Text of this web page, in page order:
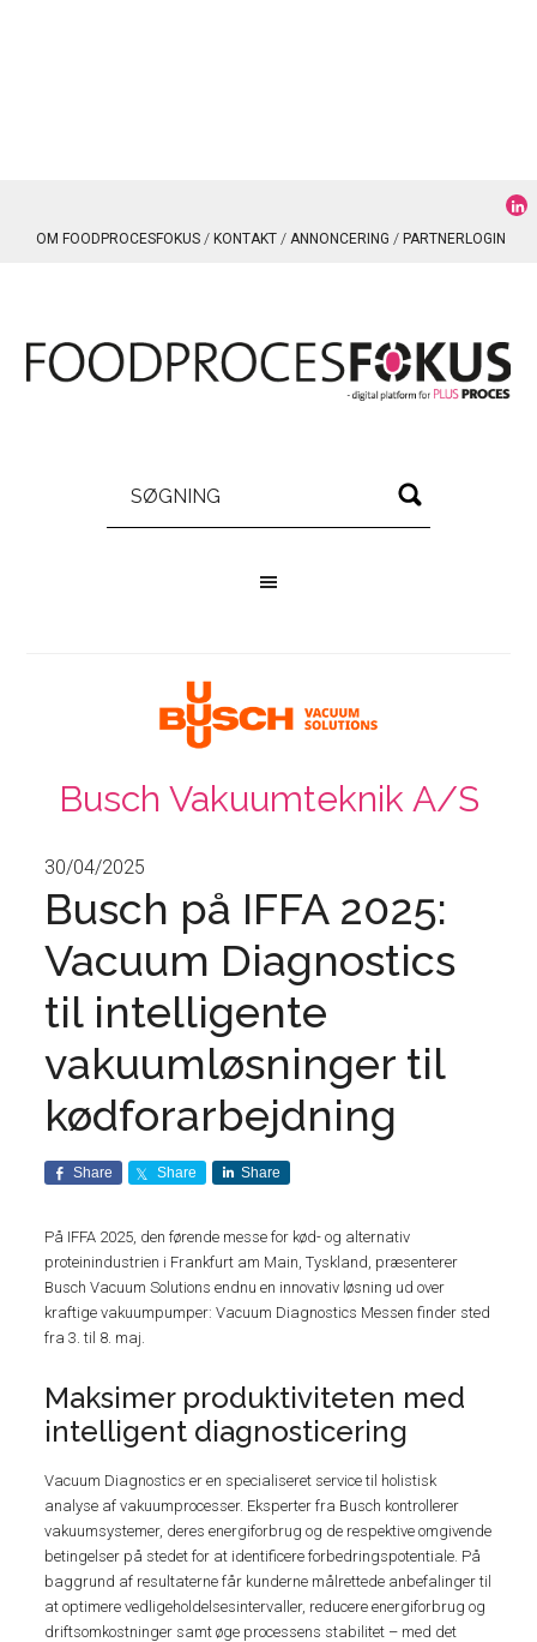
OM FOODPROCESFOKUS KONTAKT ANNONCERING PARTNERLOGIN
Busch Vakuumteknik A/S
30/04/2025
Busch på IFFA 2025:
Vacuum Diagnostics
til intelligente
vakuumløsninger til
kødforarbejdning
Share Share Share
På IFFA 2025, den førende messe for kød- og alternativ
proteinindustrien i Frankfurt am Main, Tyskland, præsenterer
Busch Vacuum Solutions endnu en innovativ løsning ud over
kraftige vakuumpumper: Vacuum Diagnostics Messen finder sted
fra 3. til 8. maj.
Maksimer produktiviteten med
intelligent diagnosticering
Vacuum Diagnostics er en specialiseret service til holistisk
analyse af vakuumprocesser. Eksperter fra Busch kontrollerer
vakuumsystemer, deres energiforbrug og de respektive omgivende
betingelser på stedet for at identificere forbedringspotentiale. På
baggrund af resultaterne får kunderne målrettede anbefalinger til
at optimere vedligeholdelsesintervaller, reducere energiforbrug og
driftsomkostninger samt øge processens stabilitet – med det